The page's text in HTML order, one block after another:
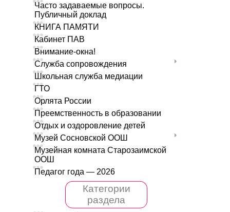
Часто задаваемые вопросы.
Публичный доклад
КНИГА ПАМЯТИ
Кабинет ПАВ
Внимание-окна!
Служба сопровождения
Школьная служба медиации
ГТО
Орлята России
Преемственность в образовании
Отдых и оздоровление детей
Музей Сосновской ООШ
Музейная комната Старозаимской
ООШ
Педагог года — 2026
Категории
раздела